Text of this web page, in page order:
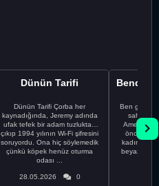
Dünün Tarifi
Dünün Tarifi Çorba her
kaynadığında, Jeremy adında
ufak tefek bir adam tuzluktan
çıkıp 1994 yılının Wi-Fi şifresini
soruyordu. Ona hiç söylemedik
çünkü köpek henüz oturma
odası ...
28.05.2026 0
Ben gururlu
sahip
önce
kadınla
beyaz